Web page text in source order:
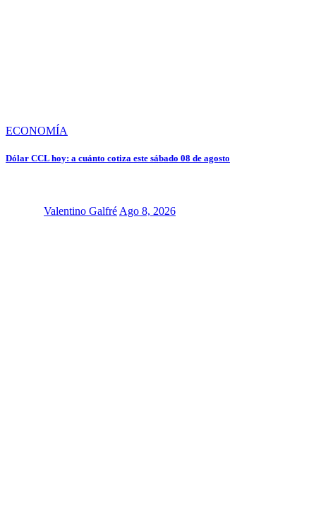
ECONOMÍA
Dólar CCL hoy: a cuánto cotiza este sábado 08 de agosto
Valentino GalfréAgo 8, 2026